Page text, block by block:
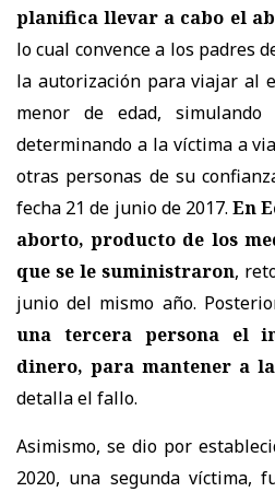
planifica llevar a cabo el
lo cual convence a los padres
la autorización para viajar al
menor de edad,
determinando a la víctima a
otras personas de su
fecha 21 de junio de 2017.En
aborto, producto de los
que se le suministraron,
junio del mismo año.
una tercera persona el
dinero, para mantener a
detalla el fallo.
Asimismo, se dio por
2020, una segunda víctima,